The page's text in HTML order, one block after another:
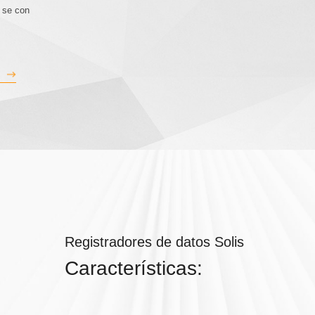
se con
Registradores de datos Solis
Características: